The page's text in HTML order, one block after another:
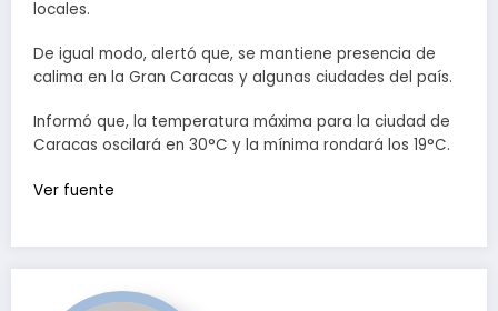
locales.
De igual modo, alertó que, se mantiene presencia de
calima en la Gran Caracas y algunas ciudades del país.
Informó que, la temperatura máxima para la ciudad de
Caracas oscilará en 30°C y la mínima rondará los 19°C.
Ver fuente